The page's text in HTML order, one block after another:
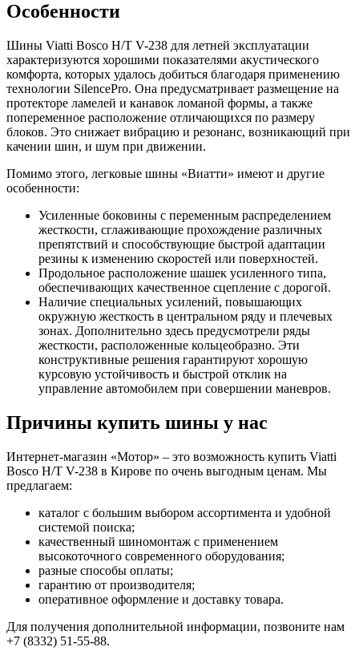
Особенности
Шины Viatti Bosco H/T V-238 для летней эксплуатации
характеризуются хорошими показателями акустического
комфорта, которых удалось добиться благодаря применению
технологии SilencePro. Она предусматривает размещение на
протекторе ламелей и канавок ломаной формы, а также
попеременное расположение отличающихся по размеру
блоков. Это снижает вибрацию и резонанс, возникающий при
качении шин, и шум при движении.
Помимо этого, легковые шины «Виатти» имеют и другие
особенности:
Усиленные боковины с переменным распределением
жесткости, сглаживающие прохождение различных
препятствий и способствующие быстрой адаптации
резины к изменению скоростей или поверхностей.
Продольное расположение шашек усиленного типа,
обеспечивающих качественное сцепление с дорогой.
Наличие специальных усилений, повышающих
окружную жесткость в центральном ряду и плечевых
зонах. Дополнительно здесь предусмотрели ряды
жесткости, расположенные кольцеобразно. Эти
конструктивные решения гарантируют хорошую
курсовую устойчивость и быстрой отклик на
управление автомобилем при совершении маневров.
Причины купить шины у нас
Интернет-магазин «Мотор» – это возможность купить Viatti
Bosco H/T V-238 в Кирове по очень выгодным ценам. Мы
предлагаем:
каталог с большим выбором ассортимента и удобной
системой поиска;
качественный шиномонтаж с применением
высокоточного современного оборудования;
разные способы оплаты;
гарантию от производителя;
оперативное оформление и доставку товара.
Для получения дополнительной информации, позвоните нам
+7 (8332) 51-55-88.